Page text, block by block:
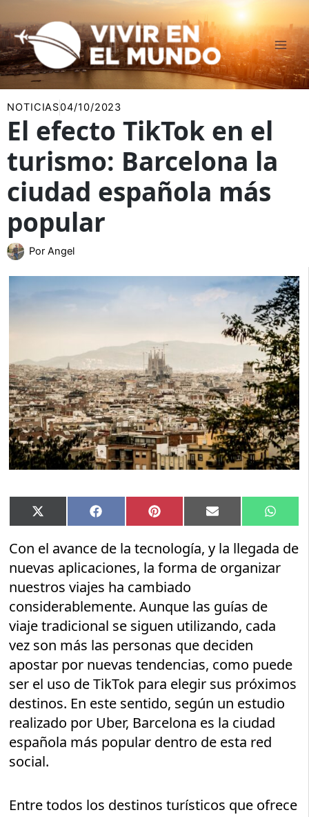
al
contenido
NOTICIAS04/10/2023
El efecto TikTok en el
turismo: Barcelona la
ciudad española más
popular
Por Angel
Compartir
en
X
(Twitter)
Compartir
en
Facebook Compartir
en
Pinterest Compartir
en
Email
en
Con el avance de la tecnología, y la llegada de
nuevas aplicaciones, la forma de organizar
nuestros viajes ha cambiado
considerablemente. Aunque las guías de
viaje tradicional se siguen utilizando, cada
vez son más las personas que deciden
apostar por nuevas tendencias, como puede
ser el uso de TikTok para elegir sus próximos
destinos. En este sentido, según un estudio
realizado por Uber, Barcelona es la ciudad
española más popular dentro de esta red
social.
Entre todos los destinos turísticos que ofrece